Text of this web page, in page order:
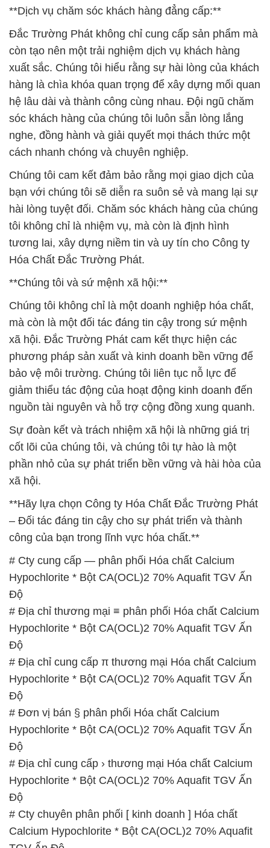
hàng là chìa khóa quan trọng để xây dựng mối quan
hệ lâu dài và thành công cùng nhau. Đội ngũ chăm
sóc khách hàng của chúng tôi luôn sẵn lòng lắng
nghe, đồng hành và giải quyết mọi thách thức một
cách nhanh chóng và chuyên nghiệp.
Chúng tôi cam kết đảm bảo rằng mọi giao dịch của
bạn với chúng tôi sẽ diễn ra suôn sẻ và mang lại sự
hài lòng tuyệt đối. Chăm sóc khách hàng của chúng
tôi không chỉ là nhiệm vụ, mà còn là định hình
tương lai, xây dựng niềm tin và uy tín cho Công ty
Hóa Chất Đắc Trường Phát.
**Chúng tôi và sứ mệnh xã hội:**
Chúng tôi không chỉ là một doanh nghiệp hóa chất,
mà còn là một đối tác đáng tin cậy trong sứ mệnh
xã hội. Đắc Trường Phát cam kết thực hiện các
phương pháp sản xuất và kinh doanh bền vững để
bảo vệ môi trường. Chúng tôi liên tục nỗ lực để
giảm thiểu tác động của hoạt động kinh doanh đến
nguồn tài nguyên và hỗ trợ cộng đồng xung quanh.
Sự đoàn kết và trách nhiệm xã hội là những giá trị
cốt lõi của chúng tôi, và chúng tôi tự hào là một
phần nhỏ của sự phát triển bền vững và hài hòa của
xã hội.
**Hãy lựa chọn Công ty Hóa Chất Đắc Trường Phát
– Đối tác đáng tin cậy cho sự phát triển và thành
công của bạn trong lĩnh vực hóa chất.**
# Cty cung cấp — phân phối Hóa chất Calcium
Hypochlorite * Bột CA(OCL)2 70% Aquafit TGV Ấn
Độ
# Địa chỉ thương mại ≡ phân phối Hóa chất Calcium
Hypochlorite * Bột CA(OCL)2 70% Aquafit TGV Ấn
# Địa chỉ cung cấp π thương mại Hóa chất Calcium
Hypochlorite * Bột CA(OCL)2 70% Aquafit TGV Ấn
# Đơn vị bán § phân phối Hóa chất Calcium
Hypochlorite * Bột CA(OCL)2 70% Aquafit TGV Ấn
# Địa chỉ cung cấp › thương mại Hóa chất Calcium
Hypochlorite * Bột CA(OCL)2 70% Aquafit TGV Ấn
# Cty chuyên phân phối [ kinh doanh ] Hóa chất
Calcium Hypochlorite * Bột CA(OCL)2 70% Aquafit
TGV Ấn Độ
# Nơi cung cấp » cung ứng Hóa chất Calcium
Hypochlorite * Bột CA(OCL)2 70% Aquafit TGV Ấn
# Cty chuyên phân phối │ bán Hóa chất Calcium